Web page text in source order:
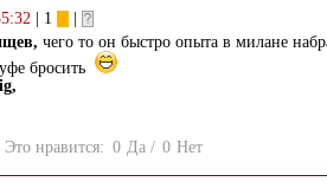
| 1
|
чего то он быстро опыта в милане
бросить
Это нравится: 0 Да / 0 Нет